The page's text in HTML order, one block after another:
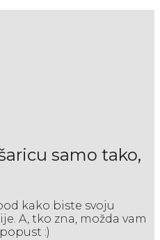
samo tako,
kako biste svoju
A, tko zna, možda vam
:)